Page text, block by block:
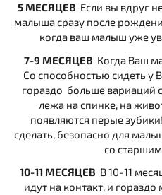
5 МЕСЯЦЕВ Если вы вдруг
малыша сразу после
когда ваш малыш уже
7-9 МЕСЯЦЕВ Когда Ваш
Со способностью сидеть у
гораздо больше вариаций
лежа на спинке, на
появляются перые
сделать, безопасно для
со
10-11 МЕСЯЦЕВ В 10-11
идут на контакт, и